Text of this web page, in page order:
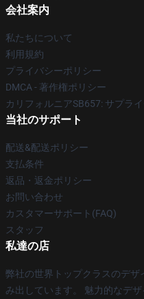
会社案内
私たちについて
利用規約
プライバシーポリシー
DMCA - 著作権ポリシー
カリフォルニアSB657: サプラ
当社のサポート
配送&配送ポリシー
支払条件
返品・返金ポリシー
お問い合わせ
カスタマーサポート(FAQ)
スタッフ
私達の店
弊社の世界トップクラスのデ
み出しています。 魅力的なデ